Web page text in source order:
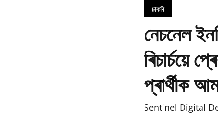
চাকৰি
নেচনেল
ৰিচাৰ্চয়ে
প্ৰাৰ্থীক
Sentinel Digital